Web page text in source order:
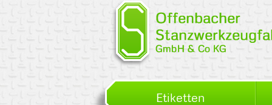
Etiketten